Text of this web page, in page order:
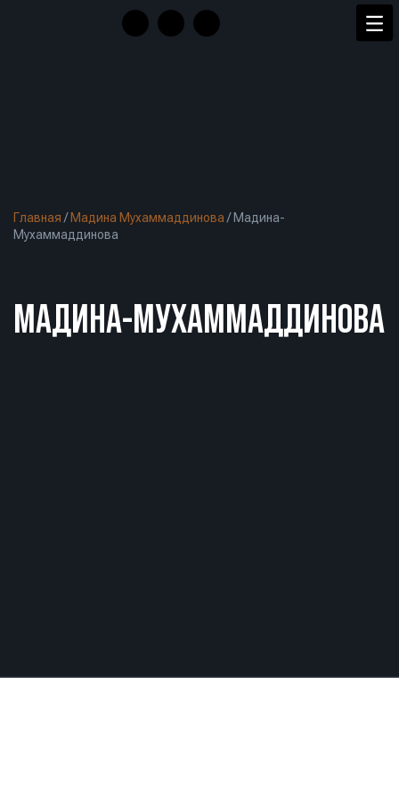
Главная / Мадина Мухаммаддинова / Мадина-
Мухаммаддинова
МАДИНА-МУХАММАДДИНОВА